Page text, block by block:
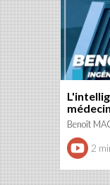
Benoît
2